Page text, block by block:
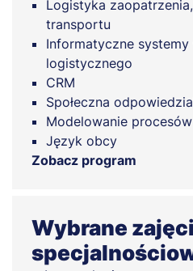
Logistyka
transportu
Informatyczne systemy
logistycznego
CRM
Społeczna
Modelowanie
Język obcy
Zobacz program
Wybrane